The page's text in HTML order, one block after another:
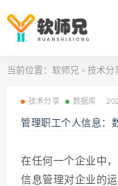
当前位置： 软师兄 > 技术分
技术分享 数据库
管理职工个人信息：
在任何一个企业中
信息管理对企业的